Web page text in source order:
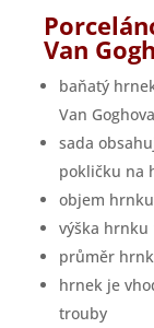
Van Gogh
baňatý
Van
sada
pokličku na
objem
výška hrnku
průměr
hrnek je
trouby